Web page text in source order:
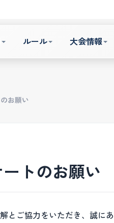
ルール 大会情報
お願い
トのお願い
とご協力をいただき、誠に